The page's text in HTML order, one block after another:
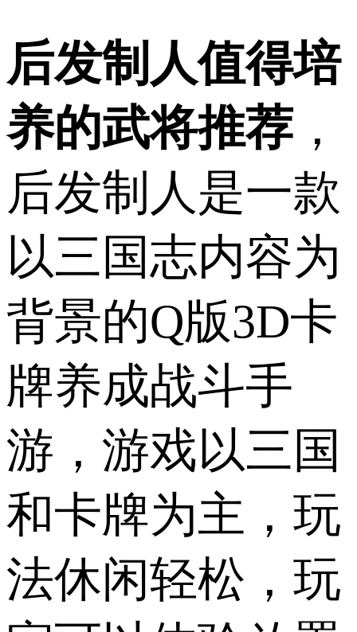
后发制人值得培
养的武将推荐，
后发制人是一款
以三国志内容为
背景的Q版3D卡
牌养成战斗手
游，游戏以三国
和卡牌为主，玩
法休闲轻松，玩